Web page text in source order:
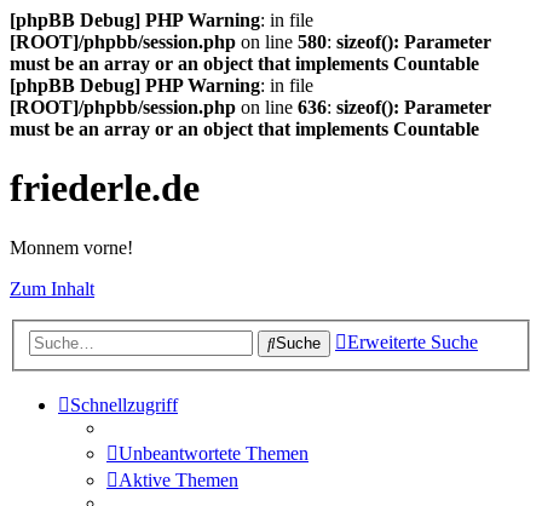
[phpBB Debug] PHP Warning: in file
[ROOT]/phpbb/session.php on line 580: sizeof(): Parameter
must be an array or an object that implements Countable
[phpBB Debug] PHP Warning: in file
[ROOT]/phpbb/session.php on line 636: sizeof(): Parameter
must be an array or an object that implements Countable
friederle.de
Monnem vorne!
Zum Inhalt
Suche Erweiterte Suche
Schnellzugriff
Unbeantwortete Themen
Aktive Themen